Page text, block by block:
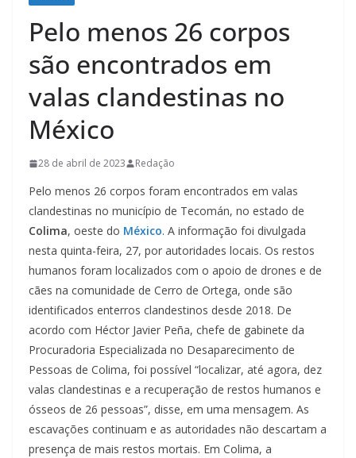
Pelo menos 26 corpos
são encontrados em
valas clandestinas no
México
28 de abril de 2023 Redação
Pelo menos 26 corpos foram encontrados em valas
clandestinas no município de Tecomán, no estado de
Colima, oeste do México. A informação foi divulgada
nesta quinta-feira, 27, por autoridades locais. Os restos
humanos foram localizados com o apoio de drones e de
cães na comunidade de Cerro de Ortega, onde são
identificados enterros clandestinos desde 2018. De
acordo com Héctor Javier Peña, chefe de gabinete da
Procuradoria Especializada no Desaparecimento de
Pessoas de Colima, foi possível “localizar, até agora, dez
valas clandestinas e a recuperação de restos humanos e
ósseos de 26 pessoas”, disse, em uma mensagem. As
escavações continuam e as autoridades não descartam a
presença de mais restos mortais. Em Colima, a